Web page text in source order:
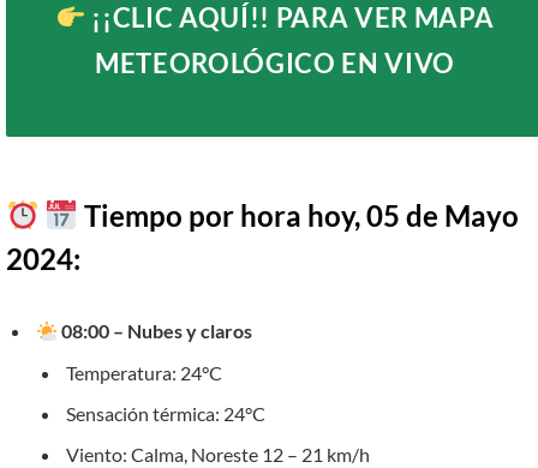
¡¡CLIC AQUÍ!! PARA VER MAPA
METEOROLÓGICO EN VIVO
Tiempo por hora hoy, 05 de Mayo
2024:
08:00 – Nubes y claros
Temperatura: 24°C
Sensación térmica: 24°C
Viento: Calma, Noreste 12 – 21 km/h